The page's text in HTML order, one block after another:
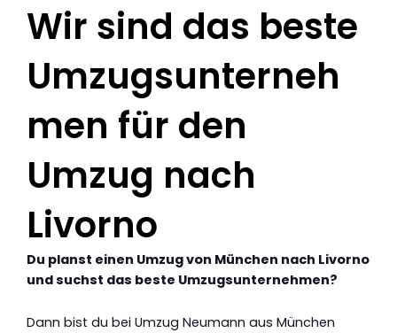
Wir sind das beste
Umzugsunterneh
men für den
Umzug nach
Livorno
Du planst einen Umzug von München nach Livorno
und suchst das beste Umzugsunternehmen?
Dann bist du bei Umzug Neumann aus München